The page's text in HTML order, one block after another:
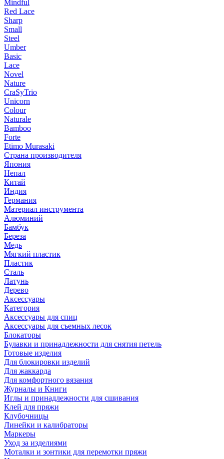
Mindful
Red Lace
Sharp
Small
Steel
Umber
Basic
Lace
Novel
Nature
CraSyTrio
Unicorn
Colour
Naturale
Bamboo
Forte
Etimo Murasaki
Страна производителя
Япония
Непал
Китай
Индия
Германия
Материал инструмента
Алюминий
Бамбук
Береза
Медь
Мягкий пластик
Пластик
Сталь
Латунь
Дерево
Аксессуары
Категория
Аксессуары для спиц
Аксессуары для съемных лесок
Блокаторы
Булавки и принадлежности для снятия петель
Готовые изделия
Для блокировки изделий
Для жаккарда
Для комфортного вязания
Журналы и Книги
Иглы и принадлежности для сшивания
Клей для пряжи
Клубочницы
Линейки и калибраторы
Маркеры
Уход за изделиями
Моталки и зонтики для перемотки пряжи